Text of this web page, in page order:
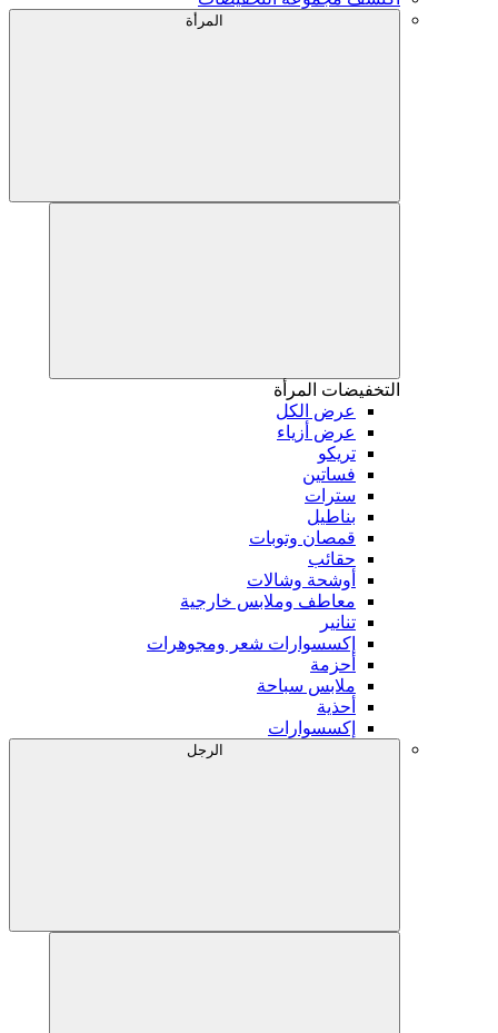
المرأة
التخفيضات المرأة
عرض الكل
عرض أزياء
تريكو
فساتين
سترات
بناطيل
قمصان وتوبات
حقائب
أوشحة وشالات
معاطف وملابس خارجية
تنانير
إكسسوارات شعر ومجوهرات
أحزمة
ملابس سباحة
أحذية
إكسسوارات
الرجل